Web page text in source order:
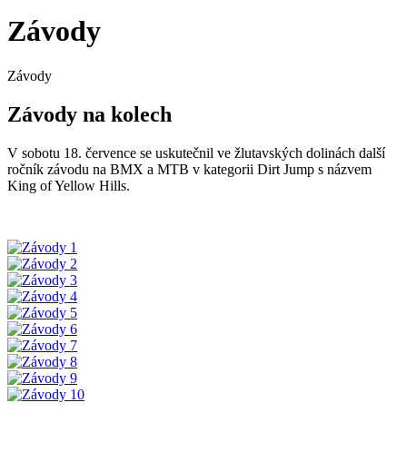
Závody
Závody
Závody na kolech
V sobotu 18. července se uskutečnil ve žlutavských dolinách další
ročník závodu na BMX a MTB v kategorii Dirt Jump s názvem
King of Yellow Hills.